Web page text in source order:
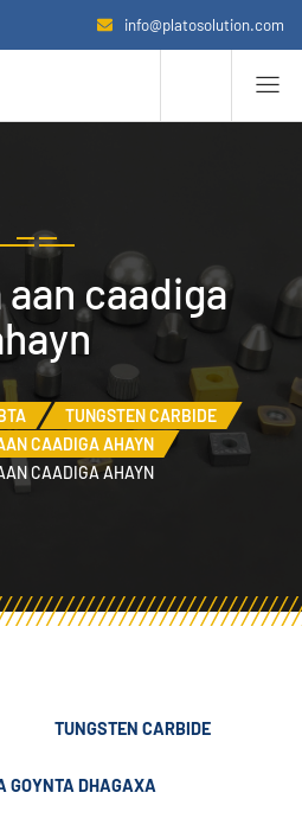
info@platosolution.com
aan caadiga
TUNGSTEN CARBIDE
CAADIGA AHAYN
CAADIGA AHAYN
TUNGSTEN CARBIDE
GOYNTA DHAGAXA